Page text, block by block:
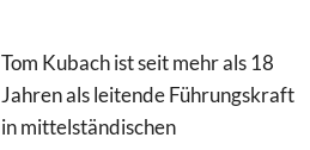
Tom Kubach ist seit mehr als 18
Jahren als leitende Führungskraft
in mittelständischen